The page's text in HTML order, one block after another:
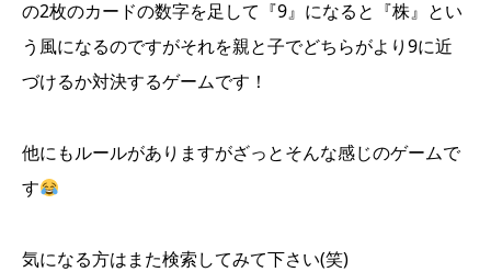
の2枚のカードの数字を足して『9』になると『株』とい
う風になるのですがそれを親と子でどちらがより9に近
づけるか対決するゲームです！
他にもルールがありますがざっとそんな感じのゲームで
す
気になる方はまた検索してみて下さい(笑)